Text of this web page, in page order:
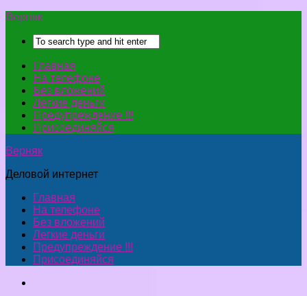
Верняк
Главная
На телефоне
Без вложений
Легкие деньги
Предупреждение !!!
Присоединяйся
Верняк
Деловой интернет
Главная
На телефоне
Без вложений
Легкие деньги
Предупреждение !!!
Присоединяйся